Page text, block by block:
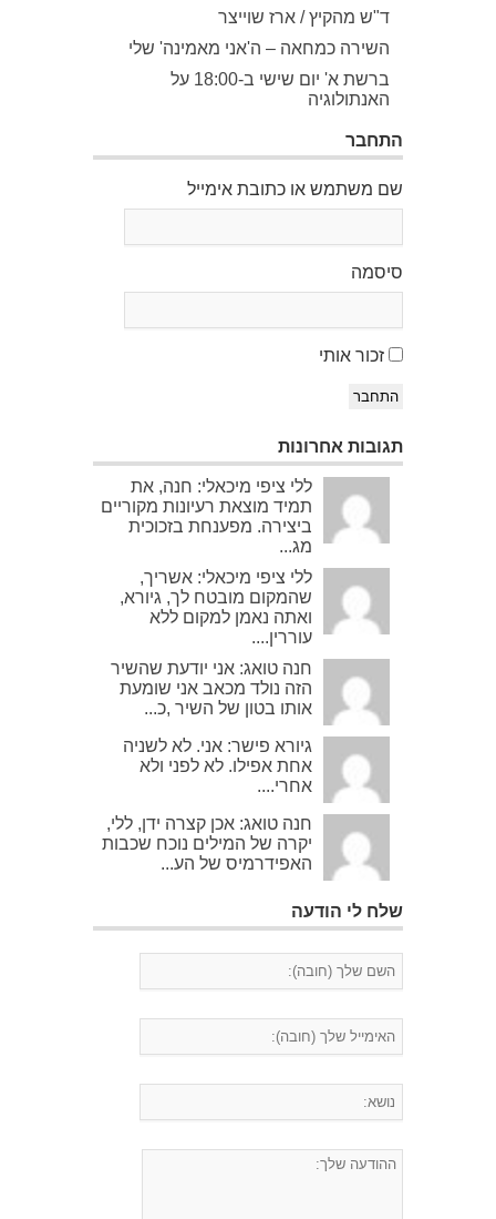
ד"ש מהקיץ / ארז שוייצר
השירה כמחאה – ה'אני מאמינה' שלי
ברשת א' יום שישי ב-18:00 על
האנתולוגיה
התחבר
שם משתמש או כתובת אימייל
סיסמה
זכור אותי
התחבר
תגובות אחרונות
ללי ציפי מיכאלי: חנה, את
תמיד מוצאת רעיונות מקוריים
ביצירה. מפענחת בזכוכית
מג...
ללי ציפי מיכאלי: אשריך,
שהמקום מובטח לך, גיורא,
ואתה נאמן למקום ללא
עוררין....
חנה טואג: אני יודעת שהשיר
הזה נולד מכאב אני שומעת
אותו בטון של השיר ,כ...
גיורא פישר: אני. לא לשניה
אחת אפילו. לא לפני ולא
אחרי....
חנה טואג: אכן קצרה ידן, ללי,
יקרה של המילים נוכח שכבות
האפידרמיס של הע...
שלח לי הודעה